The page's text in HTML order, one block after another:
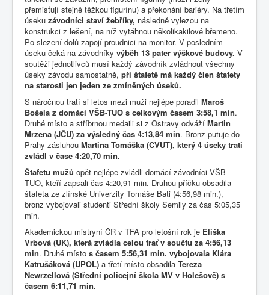
přemisťují stejně těžkou figurínu) a překonání bariéry. Na třetím
úseku závodníci staví žebříky, následně vylezou na
konstrukci z lešení, na níž vytáhnou několikakilové břemeno.
Po slezení dolů zapojí proudnici na monitor. V posledním
úseku čeká na závodníky výběh 13 pater výškové budovy. V
soutěži jednotlivců musí každý závodník zvládnout všechny
úseky závodu samostatně, při štafetě má každý člen štafety
na starosti jen jeden ze zmíněných úseků.
S náročnou tratí si letos mezi muži nejlépe poradil Maroš
Bošela z domácí VŠB-TUO s celkovým časem 3:58,1 min.
Druhé místo a stříbrnou medaili si z Ostravy odváží Martin
Mrzena (JČU) za výsledný čas 4:13,84 min. Bronz putuje do
Prahy zásluhou Martina Tomáška (ČVUT), který 4 úseky trati
zvládl v čase 4:20,70 min.
Štafetu mužů opět nejlépe zvládli domácí závodníci VŠB-
TUO, kteří zapsali čas 4:20,91 min. Druhou příčku obsadila
štafeta ze zlínské Univerzity Tomáše Bati (4:56,98 min.),
bronz vybojovali studenti Střední školy Semily za čas 5:05,35
min.
Akademickou mistryní ČR v TFA pro letošní rok je Eliška
Vrbová (UK), která zvládla celou trať v součtu za 4:56,13
min. Druhé místo s časem 5:56,31 min. vybojovala Klára
Katrušáková (UPOL) a třetí místo obsadila Tereza
Newrzellová (Střední policejní škola MV v Holešově) s
časem 6:11,71 min.